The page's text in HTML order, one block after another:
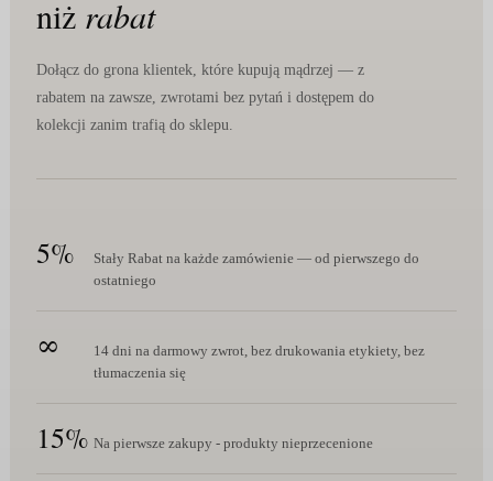
niż rabat
Dołącz do grona klientek, które kupują mądrzej — z
rabatem na zawsze, zwrotami bez pytań i dostępem do
kolekcji zanim trafią do sklepu.
5%
Stały Rabat na każde zamówienie — od pierwszego do
ostatniego
∞
14 dni na darmowy zwrot, bez drukowania etykiety, bez
tłumaczenia się
15% Na pierwsze zakupy - produkty nieprzecenione